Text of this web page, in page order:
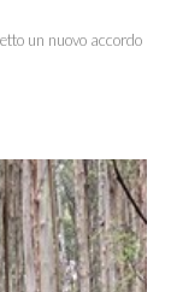
un nuovo accordo